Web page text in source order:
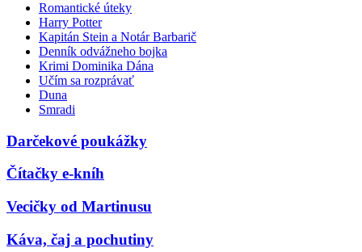
Romantické úteky
Harry Potter
Kapitán Stein a Notár Barbarič
Denník odvážneho bojka
Krimi Dominika Dána
Učím sa rozprávať
Duna
Smradi
Darčekové poukážky
Čítačky e-kníh
Vecičky od Martinusu
Káva, čaj a pochutiny